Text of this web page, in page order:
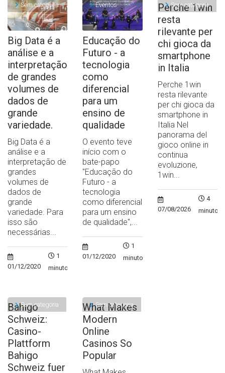
Sem categoria
Big Data é a
análise e a
interpretação
de grandes
volumes de
dados de
grande
variedade.
Big Data é a
análise e a
interpretação de
grandes
volumes de
dados de
grande
variedade. Para
isso são
necessárias...
01/12/2020
1
minuto
Eventos
Educação do
Futuro - a
tecnologia
como
diferencial
para um
ensino de
qualidade
O evento teve
início com o
bate-papo
"Educação do
Futuro - a
tecnologia
como diferencial
para um ensino
de qualidade",...
01/12/2020
1
minuto
Sem categoria
Perche 1win
resta
rilevante per
chi gioca da
smartphone
in Italia
Perche 1win
resta rilevante
per chi gioca da
smartphone in
Italia Nel
panorama del
gioco online in
continua
evoluzione,
1win...
07/08/2026
4
minutos
Sem categoria
Bahigo
Schweiz:
Casino-
Plattform
Bahigo
Schweiz fuer
Sem categoria
What Makes
Modern
Online
Casinos So
Popular